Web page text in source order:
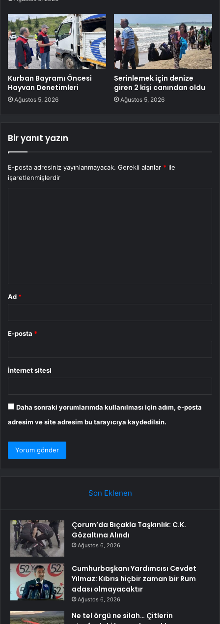
Kurban Bayramı Öncesi
Hayvan Denetimleri
Ağustos 5, 2026
Serinlemek için denize
giren 2 kişi canından oldu
Ağustos 5, 2026
Bir yanıt yazın
E-posta adresiniz yayınlanmayacak. Gerekli alanlar * ile
işaretlenmişlerdir
Ad *
E-posta *
İnternet sitesi
Daha sonraki yorumlarımda kullanılması için adım, e-posta
adresim ve site adresim bu tarayıcıya kaydedilsin.
Son Eklenen
Çorum’da Bıçakla Taşkınlık: C.K.
Gözaltına Alındı
Ağustos 6, 2026
Cumhurbaşkanı Yardımcısı Cevdet
Yılmaz: Kıbrıs hiçbir zaman bir Rum
adası olmayacaktır
Ağustos 6, 2026
Ne tel örgü ne silah… Çitlerin